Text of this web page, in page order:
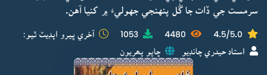
سرمست جي ڏات جا گُل پنهنجي جهوليءَ ۾ کنيا آهن.
4.5/5.0
4480
1053 آخري ڀيرو اپڊيٽ ٿيو:
استاد حيدري چانڊيو ڇاپو پھريون